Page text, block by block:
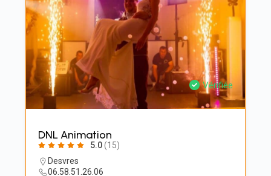
Vérifiée
DNL Animation
5.0(15)
Desvres
06.58.51.26.06